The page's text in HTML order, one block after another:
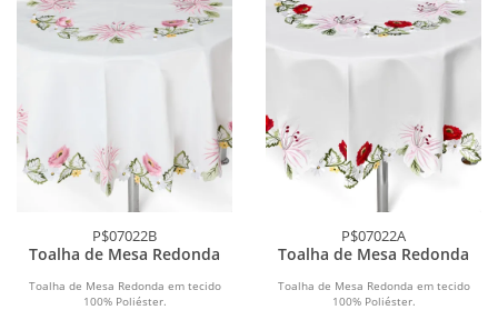
P$07022B
Toalha de Mesa Redonda
Toalha de Mesa Redonda em tecido
100% Poliéster.
P$07022A
Toalha de Mesa Redonda
Toalha de Mesa Redonda em tecido
100% Poliéster.